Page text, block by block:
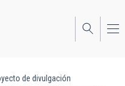
de divulgación